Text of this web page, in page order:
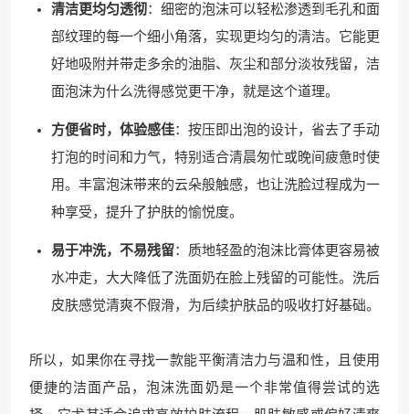
清洁更均匀透彻：细密的泡沫可以轻松渗透到毛孔和面
部纹理的每一个细小角落，实现更均匀的清洁。它能更
好地吸附并带走多余的油脂、灰尘和部分淡妆残留，洁
面泡沫为什么洗得感觉更干净，就是这个道理。
方便省时，体验感佳：按压即出泡的设计，省去了手动
打泡的时间和力气，特别适合清晨匆忙或晚间疲惫时使
用。丰富泡沫带来的云朵般触感，也让洗脸过程成为一
种享受，提升了护肤的愉悦度。
易于冲洗，不易残留：质地轻盈的泡沫比膏体更容易被
水冲走，大大降低了洗面奶在脸上残留的可能性。洗后
皮肤感觉清爽不假滑，为后续护肤品的吸收打好基础。
所以，如果你在寻找一款能平衡清洁力与温和性，且使用
便捷的洁面产品，泡沫洗面奶是一个非常值得尝试的选